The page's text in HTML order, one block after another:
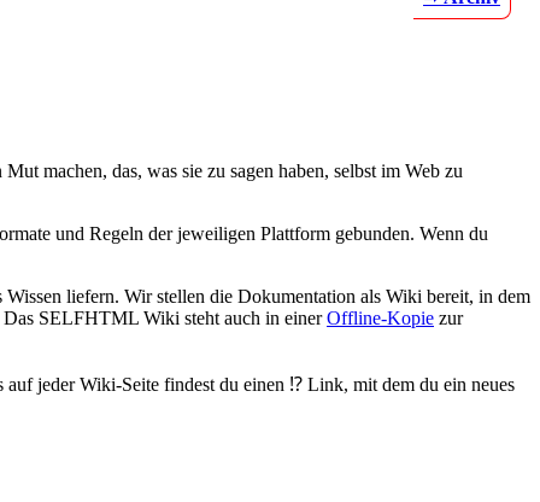
machen, das, was sie zu sagen haben, selbst im Web zu
und Regeln der jeweiligen Plattform gebunden. Wenn du
liefern. Wir stellen die Dokumentation als Wiki bereit, in dem
Das SELFHTML Wiki steht auch in einerOffline-Kopie zur
jeder Wiki-Seite findest du einen ⁉️ Link, mit dem du ein neues